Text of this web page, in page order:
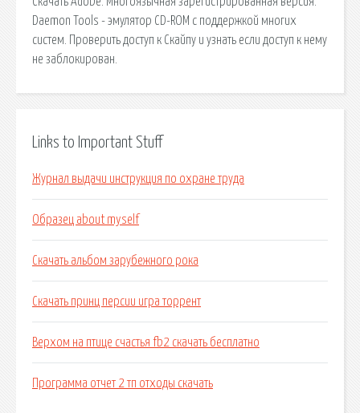
Daemon Tools - эмулятор СD-ROM с поддержкой многих
систем. Проверить доступ к Скайпу и узнать если доступ к нему
не заблокирован.
Links to Important Stuff
Журнал выдачи инструкция по охране труда
Образец about myself
Скачать альбом зарубежного рока
Скачать принц персии игра торрент
Верхом на птице счастья fb2 скачать бесплатно
Программа отчет 2 тп отходы скачать